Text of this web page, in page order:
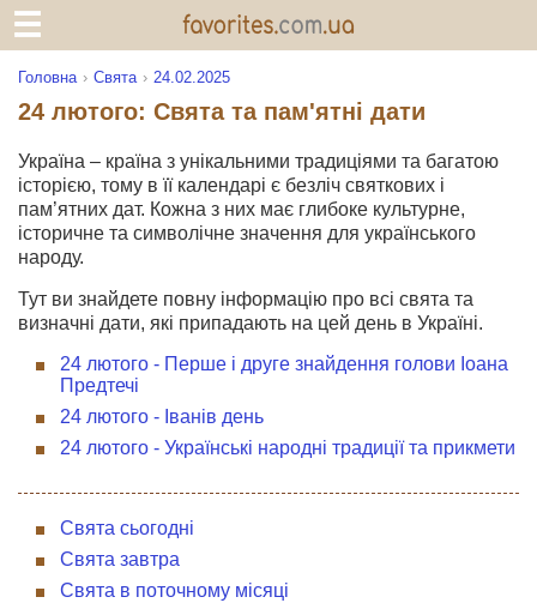
Головна Свята 24.02.2025
24 лютого: Свята та пам'ятні дати
Україна – країна з унікальними традиціями та багатою
історією, тому в її календарі є безліч святкових і
пам’ятних дат. Кожна з них має глибоке культурне,
історичне та символічне значення для українського
народу.
Тут ви знайдете повну інформацію про всі свята та
визначні дати, які припадають на цей день в Україні.
24 лютого - Перше і друге знайдення голови Іоана
Предтечі
24 лютого - Іванів день
24 лютого - Українські народні традиції та прикмети
Свята сьогодні
Свята завтра
Свята в поточному місяці